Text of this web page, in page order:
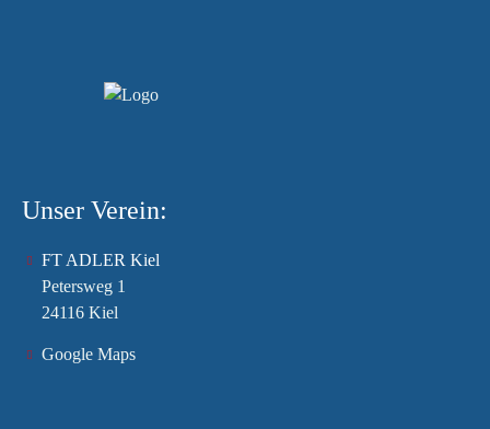
Unser Verein:
FT ADLER Kiel
Petersweg 1
24116 Kiel
Google Maps